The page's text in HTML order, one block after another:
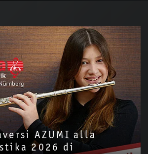
AZUMI alla
2026 di